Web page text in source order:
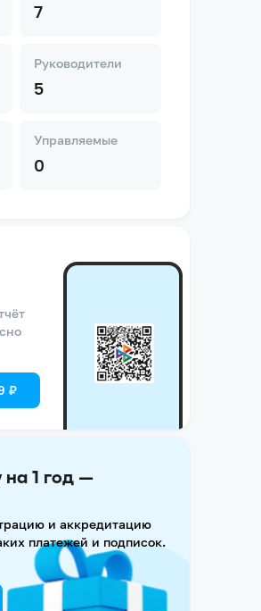
7
Руководители
5
Управляемые
0
₽
на 1 год —
и аккредитацию
платежей и подписок.